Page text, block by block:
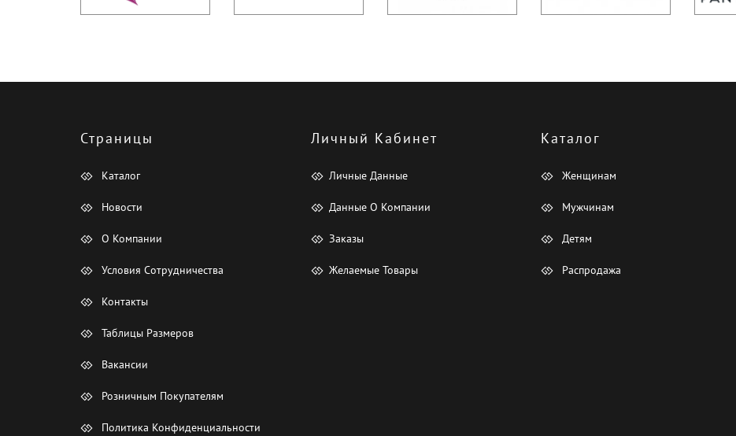
Страницы
Каталог
Новости
О Компании
Условия Сотрудничества
Контакты
Таблицы Размеров
Вакансии
Розничным Покупателям
Политика Конфиденциальности
Личный Кабинет
Личные Данные
Данные О Компании
Заказы
Желаемые Товары
Каталог
Женщинам
Мужчинам
Детям
Распродажа